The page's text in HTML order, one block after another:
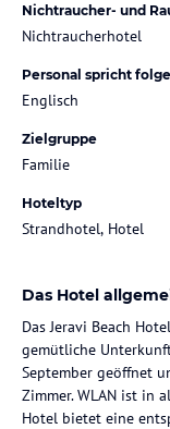
Nichtraucher- und
Nichtraucherhotel
Personal spricht
Englisch
Zielgruppe
Familie
Hoteltyp
Strandhotel, Hotel
Das Hotel
Das Jeravi Beach
gemütliche
September geöffnet
Zimmer. WLAN ist in
Hotel bietet eine